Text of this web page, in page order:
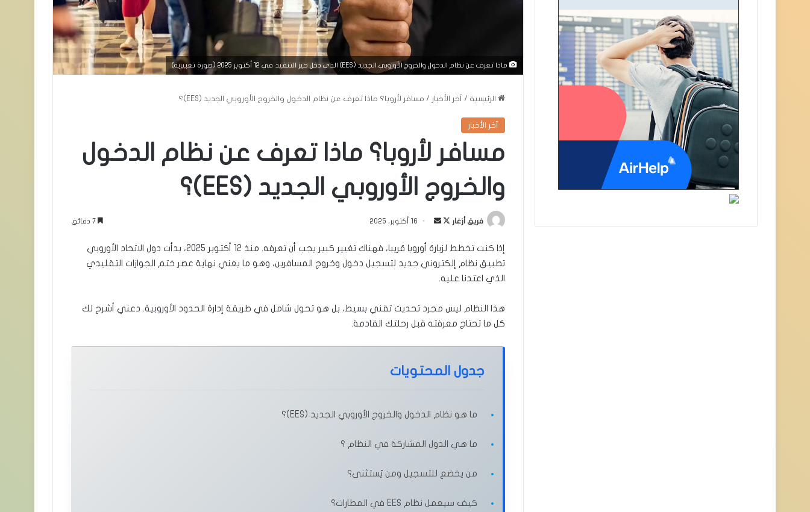
ماذا تعرف عن نظام الدخول والخروج الأوروبي الجديد (EES) الذي دخل حيز التنفيذ في 12 أكتوبر 2025 (صورة تعبيرية)
الرئيسية / آخر الأخبار / مسافر لأروبا؟ ماذا تعرف عن نظام الدخول والخروج الأوروبي الجديد (EES)؟
آخر الأخبار
مسافر لأروبا؟ ماذا تعرف عن نظام الدخول
والخروج الأوروبي الجديد (EES)؟
فريق أزغار
تابع
X
أرسل
إلكترونيا
16 أكتوبر، 2025
إذا كنت تخطط لزيارة أوروبا قريبا، فهناك تغيير كبير يجب أن تعرفه. منذ 12 أكتوبر 2025، بدأت دول الاتحاد الأوروبي
تطبيق نظام إلكتروني جديد لتسجيل دخول وخروج المسافرين، وهو ما يعني نهاية عصر ختم الجوازات التقليدي
الذي اعتدنا عليه.
هذا النظام ليس مجرد تحديث تقني بسيط، بل هو تحول شامل في طريقة إدارة الحدود الأوروبية. دعني أشرح لك
كل ما تحتاج معرفته قبل رحلتك القادمة.
جدول المحتويات
ما هو نظام الدخول والخروج الأوروبي الجديد (EES)؟
ما هي الدول المشاركة في النظام ؟
من يخضع للتسجيل ومن يُستثنى؟
كيف سيعمل نظام EES في المطارات؟